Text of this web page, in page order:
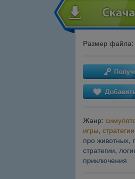
Размер файла:
Жанр:
игры, стратегии
про животных,
стратегии,
приключения